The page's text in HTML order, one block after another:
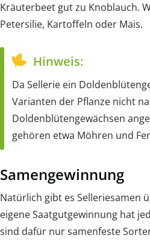
Kräuterbeet gut zu Knoblauch.
Petersilie, Kartoffeln oder Mais.
Hinweis:
Da Sellerie ein
Varianten der Pflanze nicht
Doldenblütengewächsen
gehören etwa Möhren und
Samengewinnung
Natürlich gibt es Selleriesamen
eigene Saatgutgewinnung hat
sind dafür nur samenfeste